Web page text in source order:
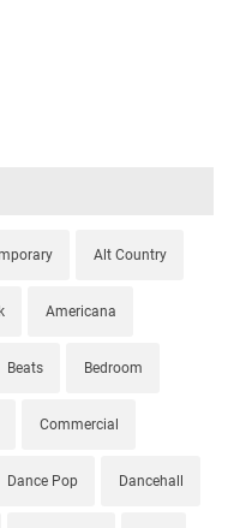
Alt Country
Americana
Beats Bedroom
Commercial
Dance Pop Dancehall